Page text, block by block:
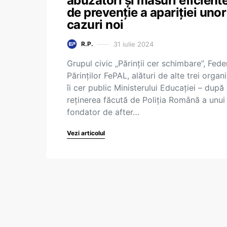
de prevenţie a apariţiei unor
cazuri noi
R.P. 31 iulie 2024
Grupul civic „Părinții cer schimbare”,
Părinților FePAL, alături de alte trei
îi cer public Ministerului Educației – după
reținerea făcută de Poliția Română a unui
fondator de after…
Vezi articolul